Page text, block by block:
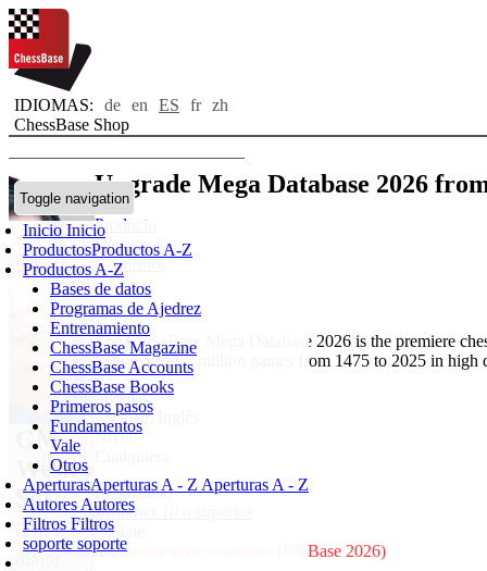
IDIOMAS: de en ES fr zh
ChessBase Shop
Toggle navigation
Inicio Inicio
ProductosProductos A-Z
Productos A-Z
Bases de datos
Programas de Ajedrez
Entrenamiento
ChessBase Magazine
ChessBase Accounts
ChessBase Books
Primeros pasos
Fundamentos
Vale
Otros
AperturasAperturas A - Z Aperturas A - Z
Autores Autores
Filtros Filtros
soporte soporte
Upgrade Mega Database 2026
Producto
Descripción
Requisitos
The ChessBase Mega Database 2026 is the premiere
with over 11.7 million games from 1475 to 2025 in high
Idiomas:
Alemán,
Nivel:
Requisitos:
Windows 10 o superior
Update:
número de serie requerido (BigBase 2026)
GM
Wesley
So:
"For a
major